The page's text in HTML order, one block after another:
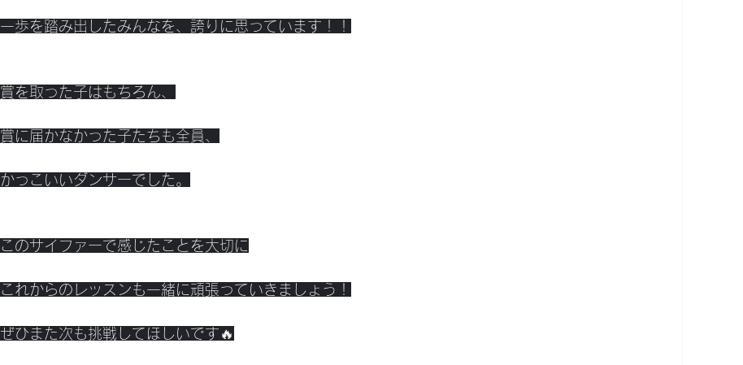
一歩を踏み出したみんなを、誇りに思っています！！
賞を取った子はもちろん、
賞に届かなかった子たちも全員、
かっこいいダンサーでした。
このサイファーで感じたことを大切に
これからのレッスンも一緒に頑張っていきましょう！
ぜひまた次も挑戦してほしいです🔥